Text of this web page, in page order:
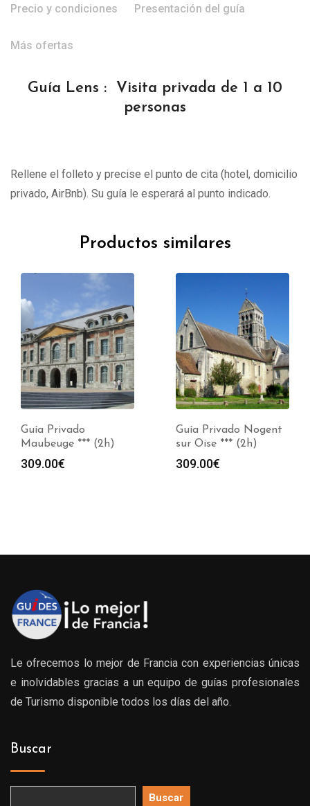
Precio y condiciones Presentación del guía
Más ofertas
Guía Lens : Visita privada de 1 a 10
personas
Rellene el folleto y precise el punto de cita (hotel, domicilio
privado, AirBnb). Su guía le esperará al punto indicado.
Productos similares
Guía Privado
Maubeuge *** (2h)
309.00€
Guía Privado Nogent
sur Oise *** (2h)
309.00€
Le ofrecemos lo mejor de Francia con experiencias únicas
e inolvidables gracias a un equipo de guías profesionales
de Turismo disponible todos los días del año.
Buscar
Buscar